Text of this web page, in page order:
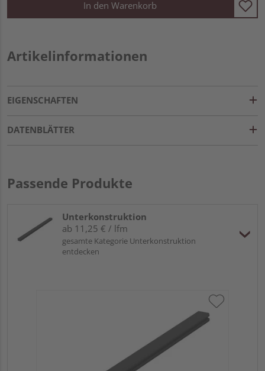
In den Warenkorb
Artikelinformationen
EIGENSCHAFTEN
DATENBLÄTTER
Passende Produkte
Unterkonstruktion
ab 11,25 € / lfm
gesamte Kategorie Unterkonstruktion
entdecken